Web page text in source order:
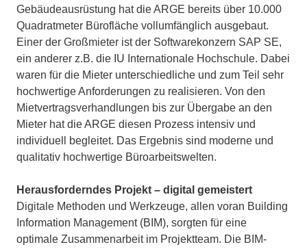
Gebäudeausrüstung hat die ARGE bereits über 10.000
Quadratmeter Bürofläche vollumfänglich ausgebaut.
Einer der Großmieter ist der Softwarekonzern SAP SE,
ein anderer z.B. die IU Internationale Hochschule. Dabei
waren für die Mieter unterschiedliche und zum Teil sehr
hochwertige Anforderungen zu realisieren. Von den
Mietvertragsverhandlungen bis zur Übergabe an den
Mieter hat die ARGE diesen Prozess intensiv und
individuell begleitet. Das Ergebnis sind moderne und
qualitativ hochwertige Büroarbeitswelten.
Herausforderndes Projekt – digital gemeistert
Digitale Methoden und Werkzeuge, allen voran Building
Information Management (BIM), sorgten für eine
optimale Zusammenarbeit im Projektteam. Die BIM-